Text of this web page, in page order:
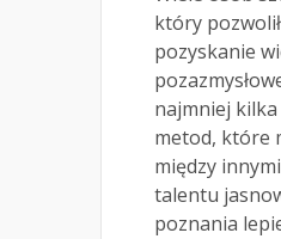
który
pozyskanie
najmniej
metod, które
między
talentu
poznania